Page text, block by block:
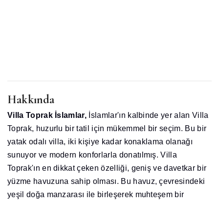
Hakkında
Villa Toprak İslamlar, İslamlar'ın kalbinde yer alan Villa
Toprak, huzurlu bir tatil için mükemmel bir seçim. Bu bir
yatak odalı villa, iki kişiye kadar konaklama olanağı
sunuyor ve modern konforlarla donatılmış. Villa
Toprak'ın en dikkat çeken özelliği, geniş ve davetkar bir
yüzme havuzuna sahip olması. Bu havuz, çevresindeki
yeşil doğa manzarası ile birleşerek muhteşem bir